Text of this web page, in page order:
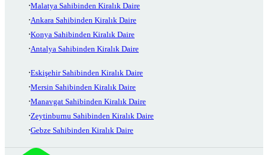
Malatya Sahibinden Kiralık Daire
Ankara Sahibinden Kiralık Daire
Konya Sahibinden Kiralık Daire
Antalya Sahibinden Kiralık Daire
Eskişehir Sahibinden Kiralık Daire
Mersin Sahibinden Kiralık Daire
Manavgat Sahibinden Kiralık Daire
Zeytinburnu Sahibinden Kiralık Daire
Gebze Sahibinden Kiralık Daire